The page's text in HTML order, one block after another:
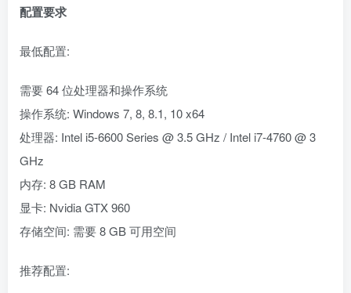
配置要求
最低配置:
需要 64 位处理器和操作系统
操作系统: Windows 7, 8, 8.1, 10 x64
处理器: Intel i5-6600 Series @ 3.5 GHz / Intel i7-4760 @ 3
GHz
内存: 8 GB RAM
显卡: Nvidia GTX 960
存储空间: 需要 8 GB 可用空间
推荐配置: